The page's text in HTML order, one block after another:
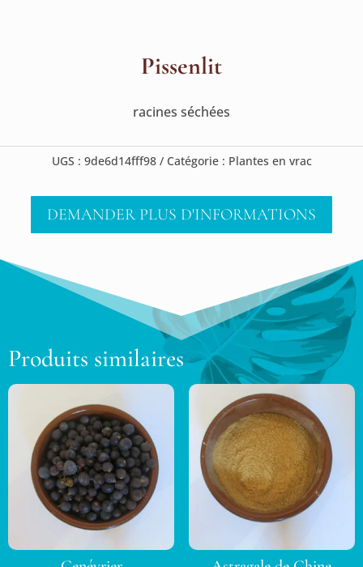
Pissenlit
racines séchées
UGS : 9de6d14fff98 Catégorie : Plantes en vrac
DEMANDER PLUS D'INFORMATIONS
Produits similaires